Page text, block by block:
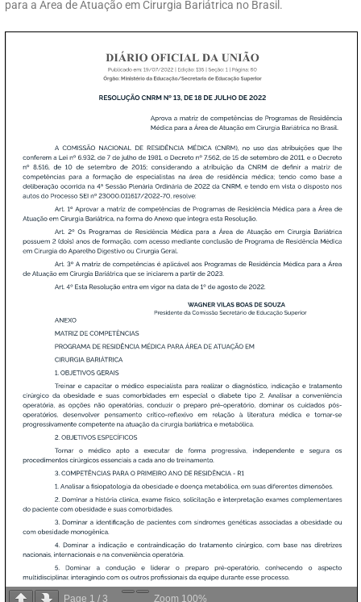
para a Área de Atuação em Cirurgia Bariátrica no Brasil.
Page 1 / 3 Zoom 100%